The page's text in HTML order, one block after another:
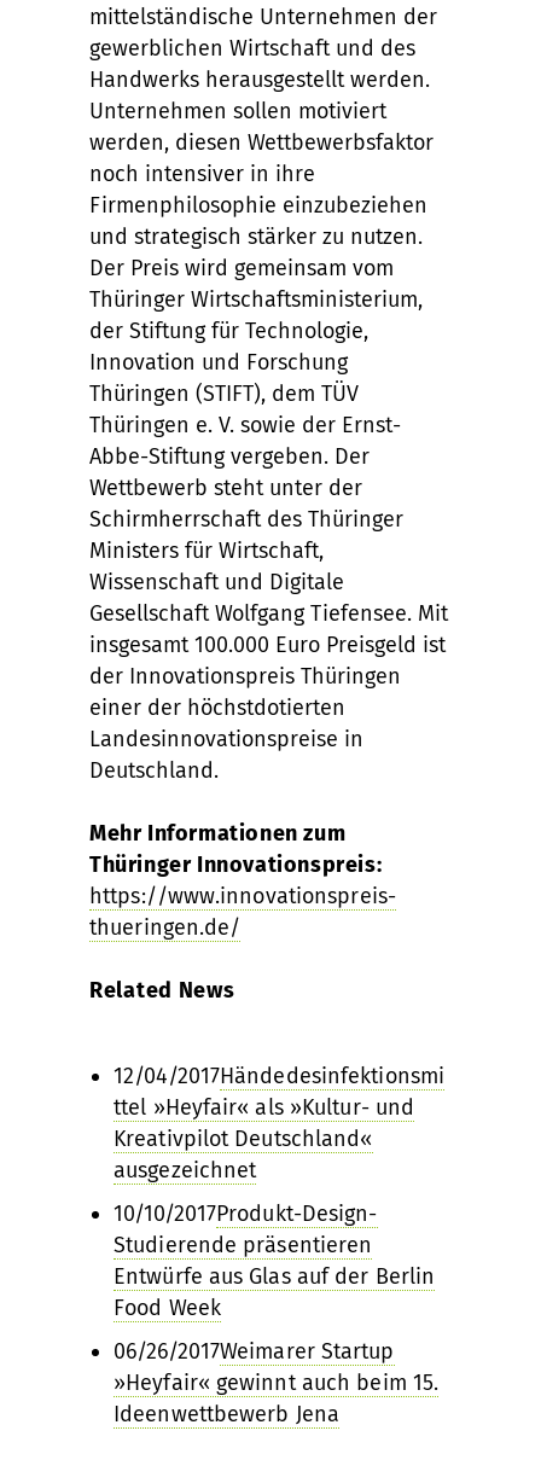
mittelständische Unternehmen der
gewerblichen Wirtschaft und des
Handwerks herausgestellt werden.
Unternehmen sollen motiviert
werden, diesen Wettbewerbsfaktor
noch intensiver in ihre
Firmenphilosophie einzubeziehen
und strategisch stärker zu nutzen.
Der Preis wird gemeinsam vom
Thüringer Wirtschaftsministerium,
der Stiftung für Technologie,
Innovation und Forschung
Thüringen (STIFT), dem TÜV
Thüringen e. V. sowie der Ernst-
Abbe-Stiftung vergeben. Der
Wettbewerb steht unter der
Schirmherrschaft des Thüringer
Ministers für Wirtschaft,
Wissenschaft und Digitale
Gesellschaft Wolfgang Tiefensee. Mit
insgesamt 100.000 Euro Preisgeld ist
der Innovationspreis Thüringen
einer der höchstdotierten
Landesinnovationspreise in
Deutschland.
Mehr Informationen zum
Thüringer Innovationspreis:
https://www.innovationspreis-
thueringen.de/
Related News
12/04/2017Händedesinfektionsmi
ttel »Heyfair« als »Kultur- und
Kreativpilot Deutschland«
ausgezeichnet
10/10/2017Produkt-Design-
Studierende präsentieren
Entwürfe aus Glas auf der Berlin
Food Week
06/26/2017Weimarer Startup
»Heyfair« gewinnt auch beim 15.
Ideenwettbewerb Jena